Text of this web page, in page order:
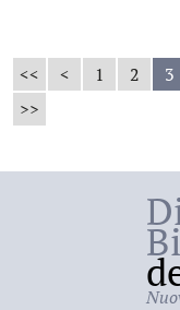
<< < 1 2 3
>>